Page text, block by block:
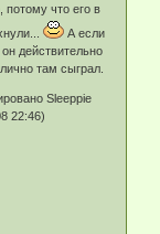
потому что его в
А если
действительно
там сыграл.
Sleeppie
22:46)